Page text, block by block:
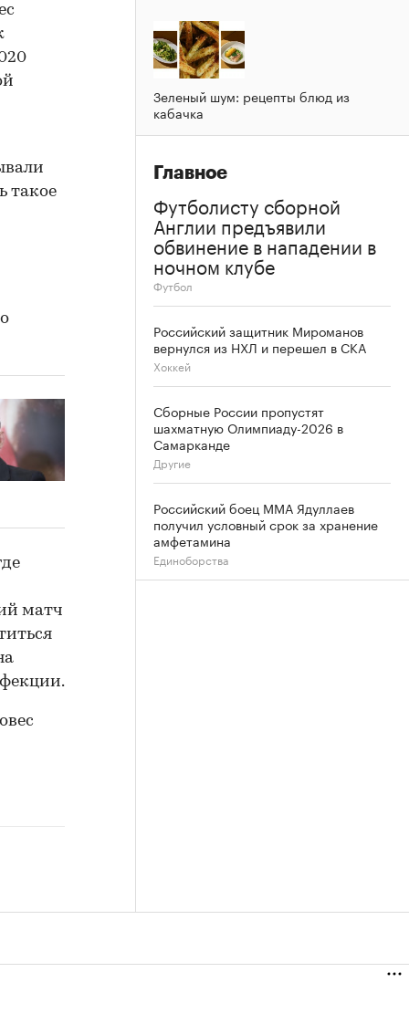
такое
матч
Зеленый шум: рецепты блюд из
кабачка
Главное
Футболисту сборной
Англии предъявили
обвинение в нападении в
ночном клубе
Футбол
Российский защитник Мироманов
вернулся из НХЛ и перешел в СКА
Хоккей
Сборные России пропустят
шахматную Олимпиаду-2026 в
Самарканде
Другие
Российский боец ММА Ядуллаев
получил условный срок за хранение
амфетамина
Единоборства